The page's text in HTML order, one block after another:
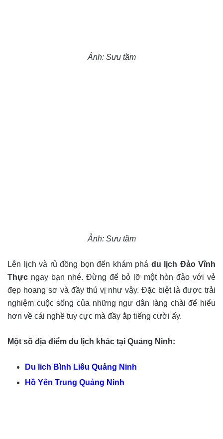
Ảnh: Sưu tầm
Ảnh: Sưu tầm
Lên lịch và rủ đồng bọn đến khám phá du lịch Đảo Vĩnh
Thực ngay bạn nhé. Đừng để bỏ lỡ một hòn đảo với vẻ
đẹp hoang sơ và đầy thú vị như vậy. Đặc biệt là được trải
nghiệm cuộc sống của những ngư dân làng chài để hiểu
hơn về cái nghề tuy cực mà đầy ắp tiếng cười ấy.
Một số địa điểm du lịch khác tại Quảng Ninh:
Du lich Bình Liêu Quảng Ninh
Hồ Yên Trung Quảng Ninh